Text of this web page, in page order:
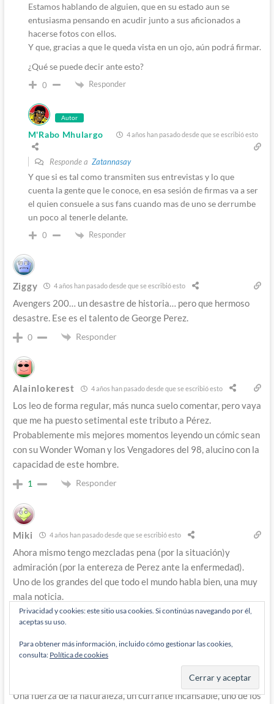
Estamos hablando de alguien, que en su estado aun se
entusiasma pensando en acudir junto a sus aficionados a
hacerse fotos con ellos.
Y que, gracias a que le queda vista en un ojo, aún podrá firmar.
¿Qué se puede decir ante esto?
0 Responder
Autor
M'Rabo Mhulargo 4 años han pasado desde que se escribió esto
Responde a Zatannasay
Y que si es tal como transmiten sus entrevistas y lo que
cuenta la gente que le conoce, en esa sesión de firmas va a ser
el quien consuele a sus fans cuando mas de uno se derrumbe
un poco al tenerle delante.
0 Responder
Ziggy 4 años han pasado desde que se escribió esto
Avengers 200… un desastre de historia… pero que hermoso
desastre. Ese es el talento de George Perez.
0 Responder
Alainlokerest 4 años han pasado desde que se escribió esto
Los leo de forma regular, más nunca suelo comentar, pero vaya
que me ha puesto setimental este tributo a Pérez.
Probablemente mis mejores momentos leyendo un cómic sean
con su Wonder Woman y los Vengadores del 98, alucino con la
capacidad de este hombre.
1 Responder
Miki 4 años han pasado desde que se escribió esto
Ahora mismo tengo mezcladas pena (por la situación)y
admiración (por la entereza de Perez ante la enfermedad).
Uno de los grandes del que todo el mundo habla bien, una muy
mala noticia.
0 Responder
Admin
4 años han pasado desde que se escribió esto
Una fuerza de la naturaleza, un currante incansable, uno de los
Privacidad y cookies: este sitio usa cookies. Si continúas navegando por él,
aceptas su uso.
Para obtener más información, incluido cómo gestionar las cookies,
consulta: Política de cookies